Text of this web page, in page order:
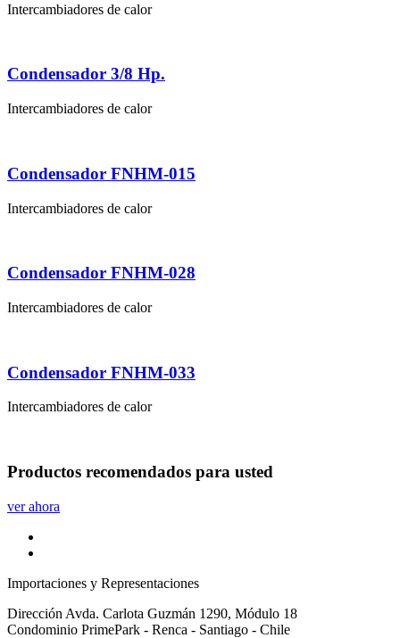
Intercambiadores de calor
Condensador 3/8 Hp.
Intercambiadores de calor
Condensador FNHM-015
Intercambiadores de calor
Condensador FNHM-028
Intercambiadores de calor
Condensador FNHM-033
Intercambiadores de calor
Productos recomendados para usted
ver ahora
Importaciones y Representaciones
Dirección Avda. Carlota Guzmán 1290, Módulo 18
Condominio PrimePark - Renca - Santiago - Chile